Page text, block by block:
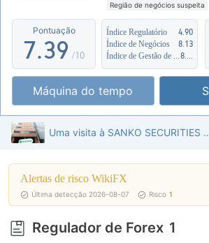
Região de negócios suspeita
Pontuação
6
7
8
9
.
2
3
4
5
6
7
8
9
8
9 /10
Índice Regulatório
4.90
Índice de Negócios
8.13
Máquina do tempo
Uma visita à SANKO
Alertas de risco WikiFX
Última detecção 2026-08-07 Risco 1
Regulador de Forex 1